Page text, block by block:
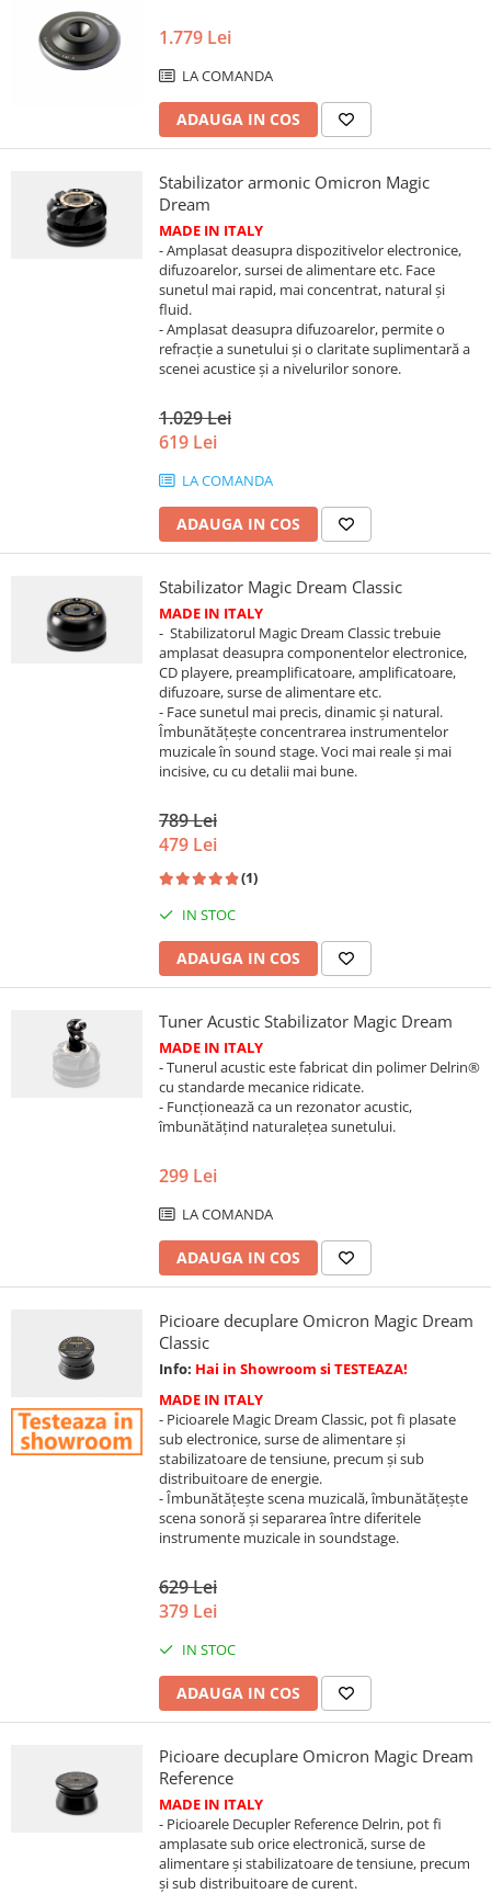
1.779 Lei
LA COMANDA
ADAUGA IN COS
Stabilizator armonic Omicron Magic
Dream
MADE IN ITALY
- Amplasat deasupra dispozitivelor electronice,
difuzoarelor, sursei de alimentare etc. Face
sunetul mai rapid, mai concentrat, natural și
fluid.
- Amplasat deasupra difuzoarelor, permite o
refracție a sunetului și o claritate suplimentară a
scenei acustice și a nivelurilor sonore.
1.029 Lei
619 Lei
LA COMANDA
ADAUGA IN COS
Stabilizator Magic Dream Classic
MADE IN ITALY
- Stabilizatorul Magic Dream Classic trebuie
amplasat deasupra componentelor electronice,
CD playere, preamplificatoare, amplificatoare,
difuzoare, surse de alimentare etc.
- Face sunetul mai precis, dinamic și natural.
Îmbunătățește concentrarea instrumentelor
muzicale în sound stage. Voci mai reale și mai
incisive, cu cu detalii mai bune.
789 Lei
479 Lei
(1)
IN STOC
ADAUGA IN COS
Tuner Acustic Stabilizator Magic Dream
MADE IN ITALY
- Tunerul acustic este fabricat din polimer Delrin®
cu standarde mecanice ridicate.
- Funcționează ca un rezonator acustic,
îmbunătățind naturalețea sunetului.
299 Lei
LA COMANDA
ADAUGA IN COS
Picioare decuplare Omicron Magic Dream
Classic
Info: Hai in Showroom si TESTEAZA!
MADE IN ITALY
- Picioarele Magic Dream Classic, pot fi plasate
sub electronice, surse de alimentare și
stabilizatoare de tensiune, precum și sub
distribuitoare de energie.
- Îmbunătățește scena muzicală, îmbunătățește
scena sonoră și separarea între diferitele
instrumente muzicale in soundstage.
629 Lei
379 Lei
IN STOC
ADAUGA IN COS
Picioare decuplare Omicron Magic Dream
Reference
MADE IN ITALY
- Picioarele Decupler Reference Delrin, pot fi
amplasate sub orice electronică, surse de
alimentare și stabilizatoare de tensiune, precum
și sub distribuitoare de curent.